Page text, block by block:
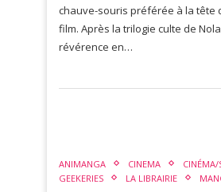
chauve-souris préférée à la tête
film. Après la trilogie culte de
révérence en…
ANIMANGA CINEMA
CINÉMA/
GEEKERIES
LA LIBRAIRIE